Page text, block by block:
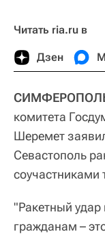
Читать ria.ru в
Дзен
комитета
Шеремет
Севастополь
соучастниками
"Ракетный
гражданам –